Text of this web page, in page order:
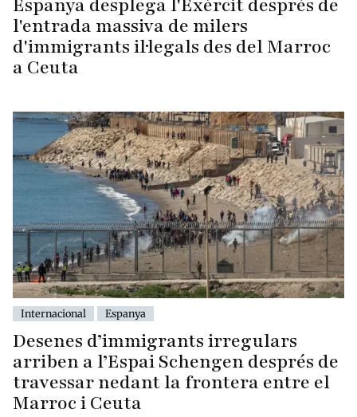
Espanya desplega l'Exèrcit després de
l'entrada massiva de milers
d'immigrants il·legals des del Marroc
a Ceuta
Internacional Espanya
Desenes d’immigrants irregulars
arriben a l’Espai Schengen després de
travessar nedant la frontera entre el
Marroc i Ceuta